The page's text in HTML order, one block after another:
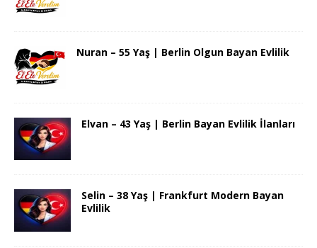
Nuran – 55 Yaş | Berlin Olgun Bayan Evlilik
Elvan – 43 Yaş | Berlin Bayan Evlilik İlanları
Selin – 38 Yaş | Frankfurt Modern Bayan
Evlilik